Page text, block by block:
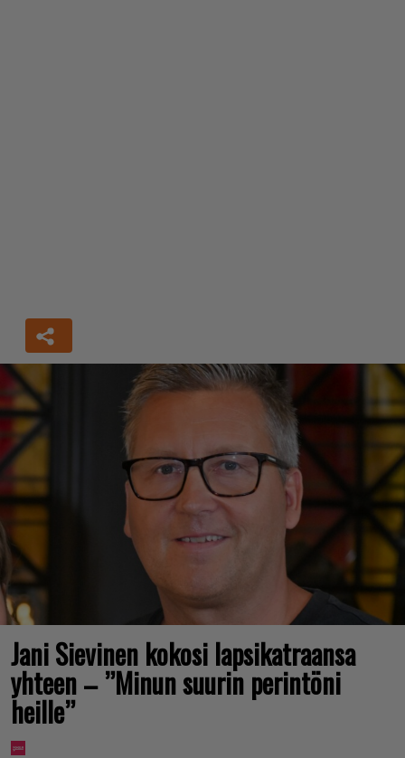
Jani Sievinen kokosi lapsikatraansa
yhteen – ”Minun suurin perintöni
heille”